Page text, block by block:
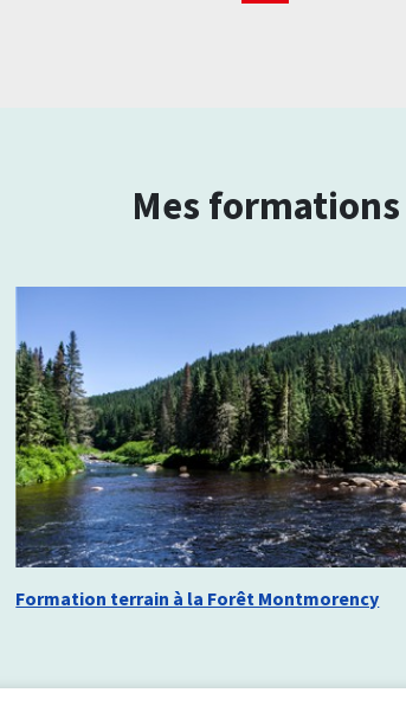
Mes formations
Formation terrain à la Forêt Montmorency